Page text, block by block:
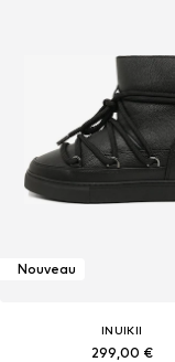
Nouveau
INUIKII
299,00 €